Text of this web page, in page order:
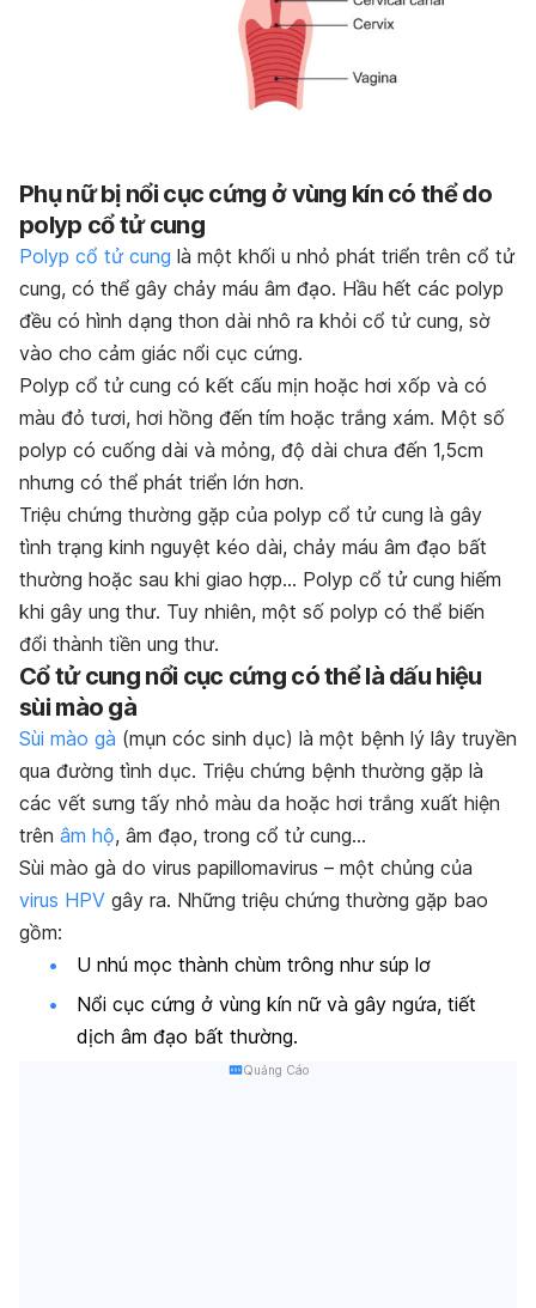
Phụ nữ bị nổi cục cứng ở vùng kín có thể do
polyp cổ tử cung
Polyp cổ tử cung là một khối u nhỏ phát triển trên cổ tử
cung, có thể gây chảy máu âm đạo. Hầu hết các polyp
đều có hình dạng thon dài nhô ra khỏi cổ tử cung, sờ
vào cho cảm giác nổi cục cứng.
Polyp cổ tử cung có kết cấu mịn hoặc hơi xốp và có
màu đỏ tươi, hơi hồng đến tím hoặc trắng xám. Một số
polyp có cuống dài và mỏng, độ dài chưa đến 1,5cm
nhưng có thể phát triển lớn hơn.
Triệu chứng thường gặp của polyp cổ tử cung là gây
tình trạng kinh nguyệt kéo dài, chảy máu âm đạo bất
thường hoặc sau khi giao hợp… Polyp cổ tử cung hiếm
khi gây ung thư. Tuy nhiên, một số polyp có thể biến
đổi thành tiền ung thư.
Cổ tử cung nổi cục cứng có thể là dấu hiệu
sùi mào gà
Sùi mào gà (mụn cóc sinh dục) là một bệnh lý lây truyền
qua đường tình dục. Triệu chứng bệnh thường gặp là
các vết sưng tấy nhỏ màu da hoặc hơi trắng xuất hiện
trên âm hộ, âm đạo, trong cổ tử cung…
Sùi mào gà do virus papillomavirus – một chủng của
virus HPV gây ra. Những triệu chứng thường gặp bao
gồm:
U nhú mọc thành chùm trông như súp lơ
Nổi cục cứng ở vùng kín nữ và gây ngứa, tiết
dịch âm đạo bất thường.
Quảng Cáo